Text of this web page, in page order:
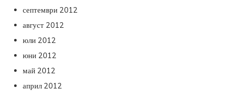
септември 2012
август 2012
юли 2012
юни 2012
май 2012
април 2012